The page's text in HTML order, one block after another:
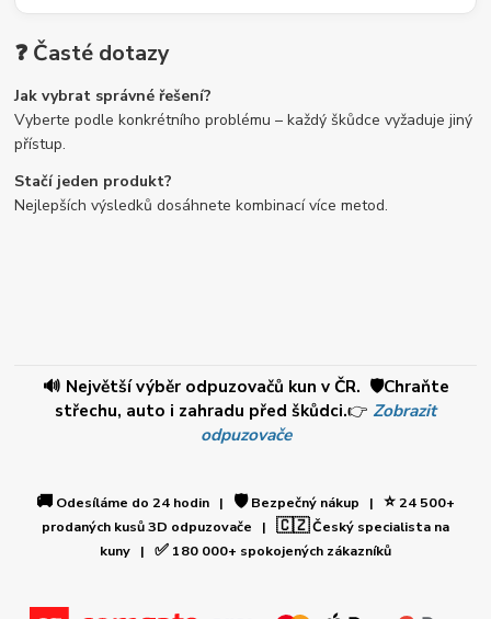
❓ Časté dotazy
Jak vybrat správné řešení?
Vyberte podle konkrétního problému – každý škůdce vyžaduje jiný
přístup.
Stačí jeden produkt?
Nejlepších výsledků dosáhnete kombinací více metod.
🔊 Největší výběr odpuzovačů kun v ČR. 🛡️Chraňte
střechu, auto i zahradu před škůdci.👉 Zobrazit
odpuzovače
🚚 Odesíláme do 24 hodin | 🛡️Bezpečný nákup | ⭐24 500+
prodaných kusů 3D odpuzovače | 🇨🇿Český specialista na
kuny | ✅ 180 000+ spokojených zákazníků